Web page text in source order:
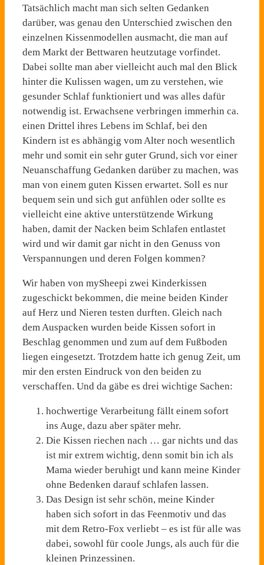
Tatsächlich macht man sich selten Gedanken
darüber, was genau den Unterschied zwischen den
einzelnen Kissenmodellen ausmacht, die man auf
dem Markt der Bettwaren heutzutage vorfindet.
Dabei sollte man aber vielleicht auch mal den Blick
hinter die Kulissen wagen, um zu verstehen, wie
gesunder Schlaf funktioniert und was alles dafür
notwendig ist. Erwachsene verbringen immerhin ca.
einen Drittel ihres Lebens im Schlaf, bei den
Kindern ist es abhängig vom Alter noch wesentlich
mehr und somit ein sehr guter Grund, sich vor einer
Neuanschaffung Gedanken darüber zu machen, was
man von einem guten Kissen erwartet. Soll es nur
bequem sein und sich gut anfühlen oder sollte es
vielleicht eine aktive unterstützende Wirkung
haben, damit der Nacken beim Schlafen entlastet
wird und wir damit gar nicht in den Genuss von
Verspannungen und deren Folgen kommen?
Wir haben von mySheepi zwei Kinderkissen
zugeschickt bekommen, die meine beiden Kinder
auf Herz und Nieren testen durften. Gleich nach
dem Auspacken wurden beide Kissen sofort in
Beschlag genommen und zum auf dem Fußboden
liegen eingesetzt. Trotzdem hatte ich genug Zeit, um
mir den ersten Eindruck von den beiden zu
verschaffen. Und da gäbe es drei wichtige Sachen:
hochwertige Verarbeitung fällt einem sofort
ins Auge, dazu aber später mehr.
Die Kissen riechen nach … gar nichts und das
ist mir extrem wichtig, denn somit bin ich als
Mama wieder beruhigt und kann meine Kinder
ohne Bedenken darauf schlafen lassen.
Das Design ist sehr schön, meine Kinder
haben sich sofort in das Feenmotiv und das
mit dem Retro-Fox verliebt – es ist für alle was
dabei, sowohl für coole Jungs, als auch für die
kleinen Prinzessinen.